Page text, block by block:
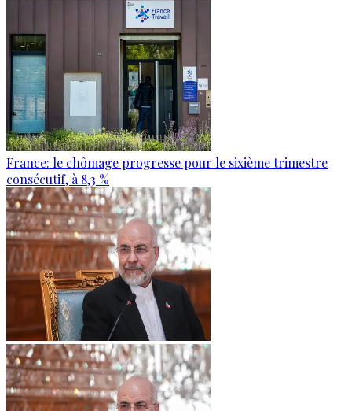
France: le chômage progresse pour le sixième trimestre
consécutif, à 8,3 %